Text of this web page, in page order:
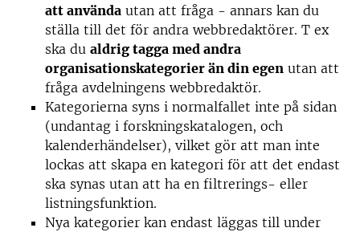
att använda utan att fråga - annars kan du
ställa till det för andra webbredaktörer. T ex
ska du aldrig tagga med andra
organisationskategorier än din egen utan att
fråga avdelningens webbredaktör.
Kategorierna syns i normalfallet inte på sidan
(undantag i forskningskatalogen, och
kalenderhändelser), vilket gör att man inte
lockas att skapa en kategori för att det endast
ska synas utan att ha en filtrerings- eller
listningsfunktion.
Nya kategorier kan endast läggas till under